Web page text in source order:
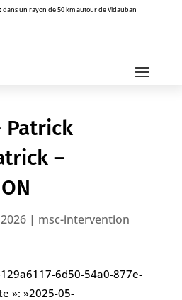
dans un rayon de 50 km autour de Vidauban
Patrick
–
| msc-intervention
6d50-54a0-877e-
»: »2025-05-